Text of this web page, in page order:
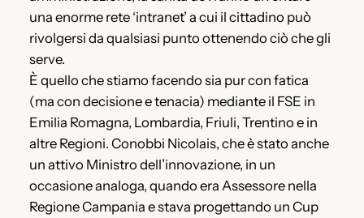
una enorme rete ‘intranet’ a cui il cittadino può
rivolgersi da qualsiasi punto ottenendo ciò che gli
serve.
È quello che stiamo facendo sia pur con fatica
(ma con decisione e tenacia) mediante il FSE in
Emilia Romagna, Lombardia, Friuli, Trentino e in
altre Regioni. Conobbi Nicolais, che è stato anche
un attivo Ministro dell’innovazione, in un
occasione analoga, quando era Assessore nella
Regione Campania e stava progettando un Cup